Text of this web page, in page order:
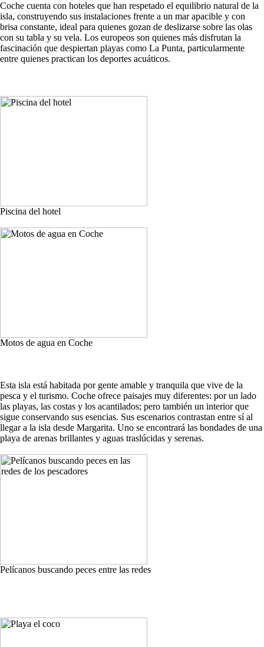
Coche cuenta con hoteles que han respetado el equilibrio natural de la
isla, construyendo sus instalaciones frente a un mar apacible y con
brisa constante, ideal para quienes gozan de deslizarse sobre las olas
con su tabla y su vela. Los europeos son quienes más disfrutan la
fascinación que despiertan playas como La Punta, particularmente
entre quienes practican los deportes acuáticos.
Piscina del hotel
Motos de agua en Coche
Esta isla está habitada por gente amable y tranquila que vive de la
pesca y el turismo. Coche ofrece paisajes muy diferentes: por un lado
las playas, las costas y los acantilados; pero también un interior que
sigue conservando sus esencias. Sus escenarios contrastan entre sí al
llegar a la isla desde Margarita. Uno se encontrará las bondades de una
playa de arenas brillantes y aguas traslúcidas y serenas.
Pelícanos buscando peces entre las redes